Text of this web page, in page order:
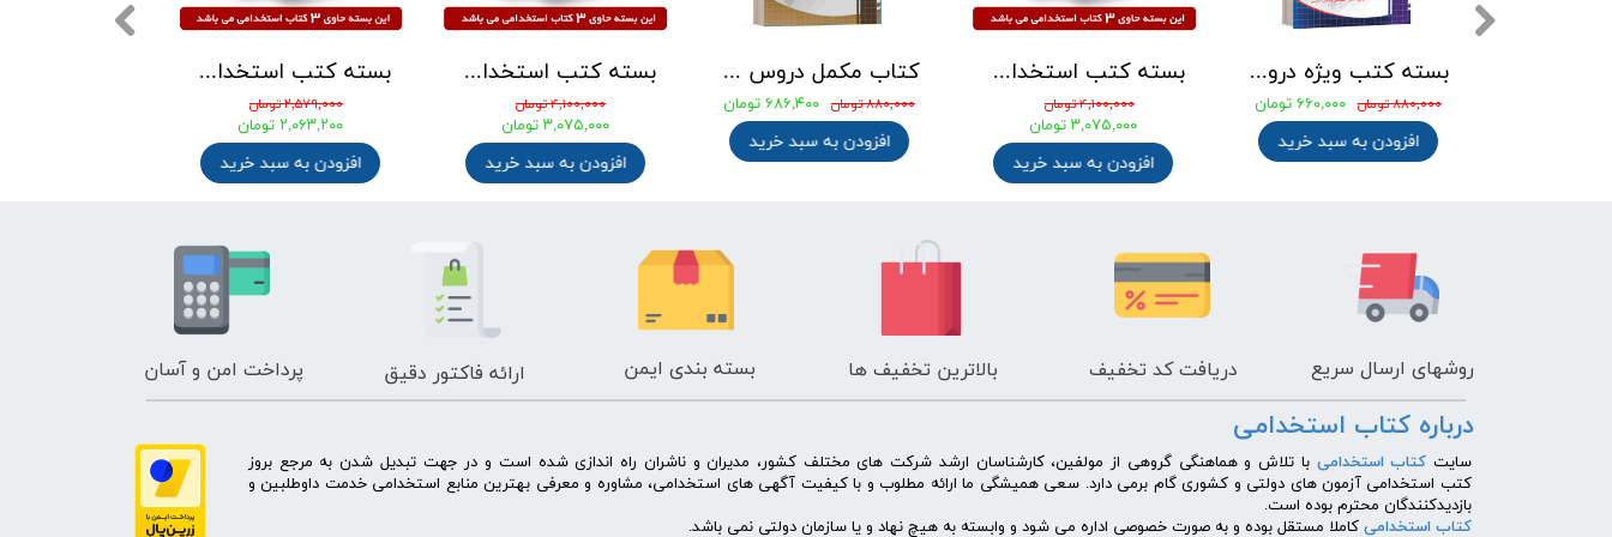
بسته کتب استخدامی مهندسی شیمی ویژه آزمونهای استخدامی پتروشیمی ، پالایشگاه و وزارت نفت
۲,۵۷۹,۰۰۰ تومان
۲,۰۶۳,۲۰۰ تومان
افزودن به سبد خرید
بسته کتب استخدامی دبیری ریاضی آزمون آموزش و پرورش 1405
۴,۱۰۰,۰۰۰ تومان
۳,۰۷۵,۰۰۰ تومان
افزودن به سبد خرید
کتاب مکمل دروس حیطه عمومی ویژه آزمون استخدامی آموزش و پرورش 1405 نشر چهارخونه
۸۸۰,۰۰۰ تومان ۶۸۶,۴۰۰ تومان
افزودن به سبد خرید
بسته کتب استخدامی دبیری علوم تجربی - شیمی آزمون آموزش و پرورش 1405
۴,۱۰۰,۰۰۰ تومان
۳,۰۷۵,۰۰۰ تومان
افزودن به سبد خرید
بسته کتب ویژه دروس عمومی آزمونهای استخدامی کشوری
۸۸۰,۰۰۰ تومان ۶۶۰,۰۰۰ تومان
افزودن به سبد خرید
روشهای ارسال سریع دریافت کد تخفیف بالاترین تخفیف ها بسته بندی ایمن ارائه فاکتور دقیق پرداخت امن و آسان
درباره کتاب استخدامی
​سایت کتاب استخدامی با تلاش و هماهنگی گروهی از مولفین، کارشناسان ارشد شرکت های مختلف کشور، مدیران و ناشران راه اندازی شده است و در جهت تبدیل شدن به مرجع بروز
کتب استخدامی آزمون های دولتی و کشوری گام برمی دارد. سعی همیشگی ما ارائه مطلوب و با کیفیت آگهی های استخدامی، مشاوره و معرفی بهترین منابع استخدامی خدمت داوطلبین و
بازدیدکنندگان محترم بوده است.
کتاب استخدامی کاملا مستقل بوده و به صورت خصوصی اداره می شود و وابسته به هیچ نهاد و یا سازمان دولتی نمی باشد.